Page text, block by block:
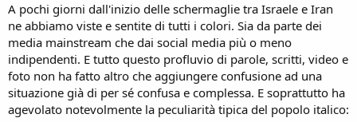
A pochi giorni dall'inizio delle schermaglie tra Israele e Iran
ne abbiamo viste e sentite di tutti i colori. Sia da parte dei
media mainstream che dai social media più o meno
indipendenti. E tutto questo profluvio di parole, scritti, video e
foto non ha fatto altro che aggiungere confusione ad una
situazione già di per sé confusa e complessa. E soprattutto ha
agevolato notevolmente la peculiarità tipica del popolo italico: